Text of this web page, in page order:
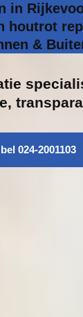
in
houtrot
&
bel 024-2001103